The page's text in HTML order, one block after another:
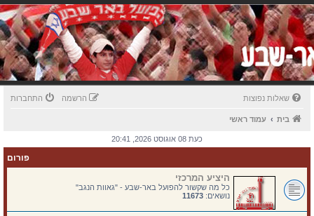
שאלות נפוצות התחברות הרשמה
בית עמוד ראשי
כעת 08 אוגוסט 2026, 20:41
פורום
היציע המרכזי
כל מה שקשור להפועל באר-שבע - "גאוות הנגב"
נושאים: 11673